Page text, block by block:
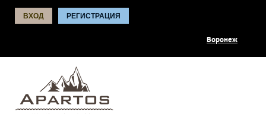
ВХОД РЕГИСТРАЦИЯ
Воронеж